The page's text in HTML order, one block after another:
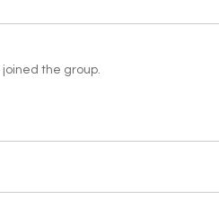
joined the group.